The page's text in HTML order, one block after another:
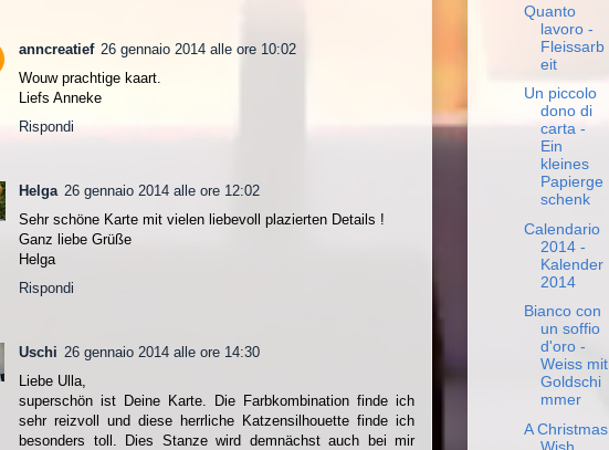
anncreatief 26 gennaio 2014 alle ore 10:02
Wouw prachtige kaart.
Liefs Anneke
Rispondi
Helga 26 gennaio 2014 alle ore 12:02
Sehr schöne Karte mit vielen liebevoll plazierten Details !
Ganz liebe Grüße
Helga
Rispondi
Uschi 26 gennaio 2014 alle ore 14:30
Liebe Ulla,
superschön ist Deine Karte. Die Farbkombination finde ich
sehr reizvoll und diese herrliche Katzensilhouette finde ich
besonders toll. Dies Stanze wird demnächst auch bei mir
Quanto
lavoro -
Fleissarb
eit
Un piccolo
dono di
carta -
Ein
kleines
Papierge
schenk
Calendario
2014 -
Kalender
2014
Bianco con
un soffio
d'oro -
Weiss mit
Goldschi
mmer
A Christmas